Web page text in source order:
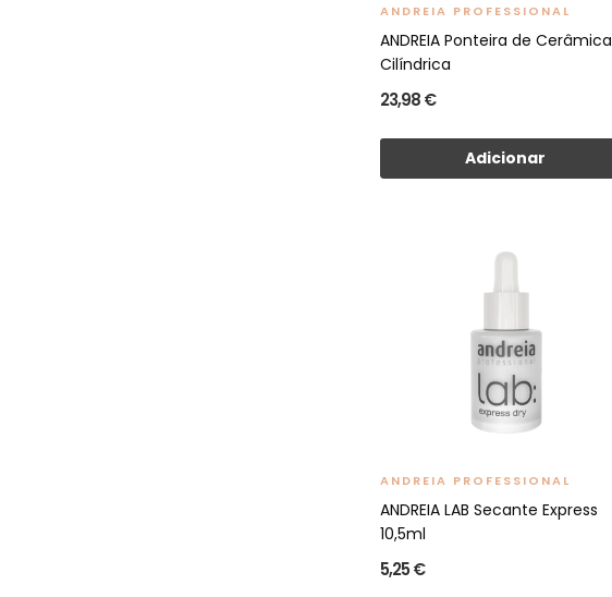
ANDREIA PROFESSIONAL
ANDREIA Ponteira de Cerâmica
Cilíndrica
23,98 €
Adicionar
ANDREIA PROFESSIONAL
ANDREIA LAB Secante Express
10,5ml
5,25 €